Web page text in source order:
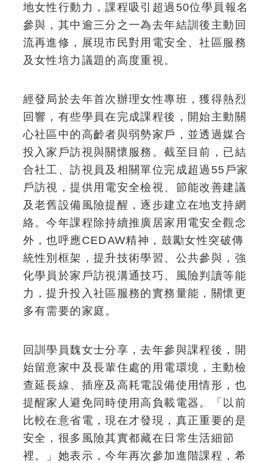
地女性行動力，課程吸引超過50位學員報名
參與，其中逾三分之一為去年結訓後主動回
流再進修，展現市民對用電安全、社區服務
及女性培力議題的高度重視。
經發局於去年首次辦理女性專班，獲得熱烈
回響，有些學員在完成課程後，開始主動關
心社區中的高齡者與弱勢家戶，並透過媒合
投入家戶訪視與關懷服務。截至目前，已結
合社工、訪視員及相關單位完成超過55戶家
戶訪視，提供用電安全檢視、節能改善建議
及老舊設備風險提醒，逐步建立在地支持網
絡。今年課程除持續推廣居家用電安全觀念
外，也呼應CEDAW精神，鼓勵女性突破傳
統性別框架，提升技術學習、公共參與，強
化學員於家戶訪視溝通技巧、風險判讀等能
力，提升投入社區服務的實務量能，關懷更
多有需要的家庭。
回訓學員魏女士分享，去年參與課程後，開
始留意家中及長輩住處的用電環境，主動檢
查延長線、插座及高耗電設備使用情形，也
提醒家人避免同時使用高負載電器。「以前
比較在意省電，現在才發現，真正重要的是
安全，很多風險其實都藏在日常生活細節
裡。」她表示，今年再次參加進階課程，希